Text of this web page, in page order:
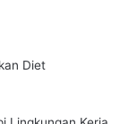
Diet